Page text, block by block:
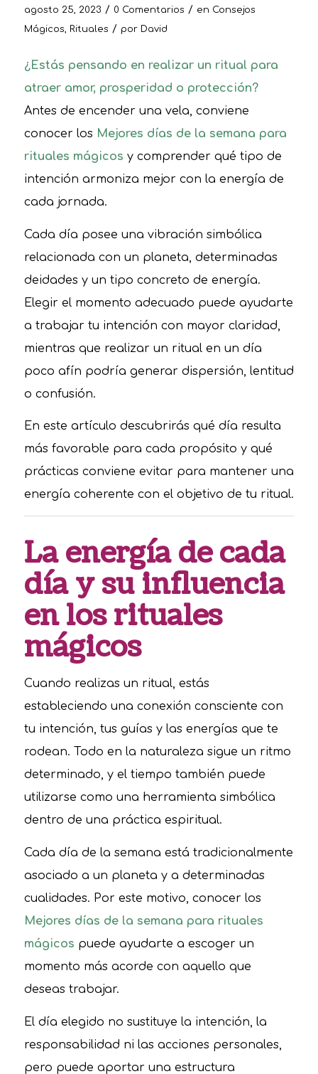
agosto 25, 2023 / 0 Comentarios / en Consejos
Mágicos, Rituales / por David
¿Estás pensando en realizar un ritual para
atraer amor, prosperidad o protección?
Antes de encender una vela, conviene
conocer los Mejores días de la semana para
rituales mágicos y comprender qué tipo de
intención armoniza mejor con la energía de
cada jornada.
Cada día posee una vibración simbólica
relacionada con un planeta, determinadas
deidades y un tipo concreto de energía.
Elegir el momento adecuado puede ayudarte
a trabajar tu intención con mayor claridad,
mientras que realizar un ritual en un día
poco afín podría generar dispersión, lentitud
o confusión.
En este artículo descubrirás qué día resulta
más favorable para cada propósito y qué
prácticas conviene evitar para mantener una
energía coherente con el objetivo de tu ritual.
La energía de cada
día y su influencia
en los rituales
mágicos
Cuando realizas un ritual, estás
estableciendo una conexión consciente con
tu intención, tus guías y las energías que te
rodean. Todo en la naturaleza sigue un ritmo
determinado, y el tiempo también puede
utilizarse como una herramienta simbólica
dentro de una práctica espiritual.
Cada día de la semana está tradicionalmente
asociado a un planeta y a determinadas
cualidades. Por este motivo, conocer los
Mejores días de la semana para rituales
mágicos puede ayudarte a escoger un
momento más acorde con aquello que
deseas trabajar.
El día elegido no sustituye la intención, la
responsabilidad ni las acciones personales,
pero puede aportar una estructura